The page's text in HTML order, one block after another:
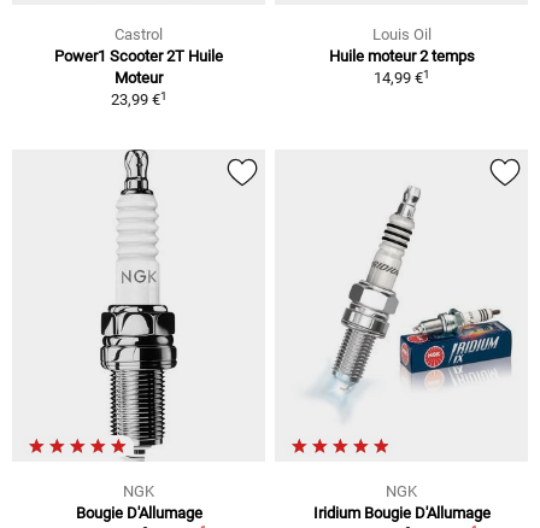
Castrol
Power1 Scooter 2T Huile
Moteur
23,99 €1
Louis Oil
Huile moteur 2 temps
14,99 €1
NGK
Bougie D'Allumage
NGK
Iridium Bougie D'Allumage